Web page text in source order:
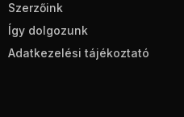
Szerzőink
Így dolgozunk
Adatkezelési tájékoztató